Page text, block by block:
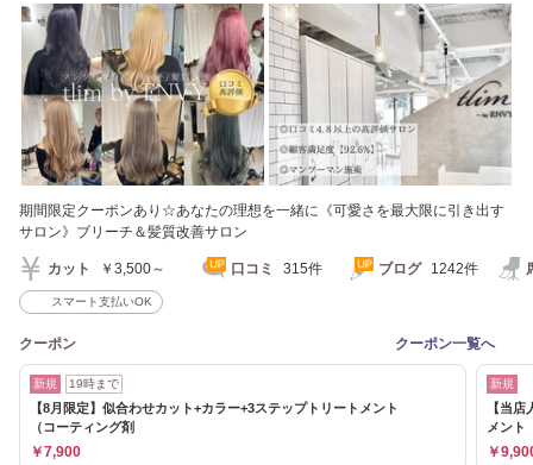
期間限定クーポンあり☆あなたの理想を一緒に《可愛さを最大限に引き出す
サロン》ブリーチ＆髪質改善サロン
カット ￥3,500～ 口コミ 315件 ブログ 1242件
スマート支払いOK
クーポン クーポン一覧へ
新規 19時まで
【8月限定】似合わせカット+カラー+3ステップトリートメント
（コーティング剤
￥7,900
新規
【当
メント
￥